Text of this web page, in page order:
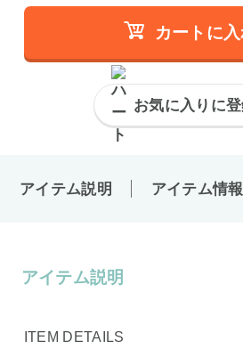
カートに
お気に入りに
アイテム説明 アイテム情報
アイテム説明
ITEM DETAILS